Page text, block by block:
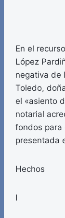
En el
López
negativa de
Toledo,
el «asiento
notarial
fondos para
presentada
Hechos
I